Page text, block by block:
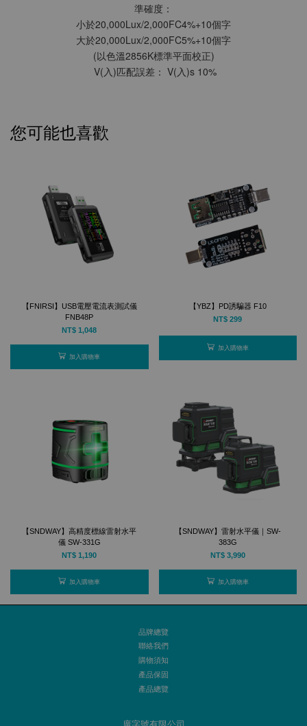
準確度：
小於20,000Lux/2,000FC4%+10個字
大於20,000Lux/2,000FC5%+10個字
(以色溫2856K標準平面校正)
V(入)匹配誤差： V(入)s 10%
您可能也喜歡
【FNIRSI】USB電壓電流表測試儀
FNB48P
NT$ 1,048
加入購物車
【YBZ】PD誘騙器 F10
NT$ 299
加入購物車
【SNDWAY】高精度標線雷射水平
儀 SW-331G
NT$ 1,190
加入購物車
【SNDWAY】雷射水平儀｜SW-
383G
NT$ 3,990
加入購物車
品牌總覽
聯絡我們
購物須知
產品保固
產品總覽